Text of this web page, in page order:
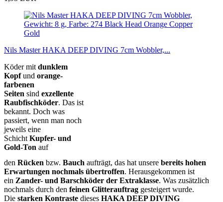
Nils Master HAKA DEEP DIVING 7cm Wobbler,...
Köder mit dunklem
Kopfund orange-
farbenen
Seiten sind exzellente
Raubfischköder. Das ist
bekannt. Doch was
passiert, wenn man noch
jeweils eine
Schicht Kupfer- und
Gold-Ton auf
den Rücken bzw. Bauch aufträgt, das hat unsere bereits hohen
Erwartungen nochmals übertroffen. Herausgekommen ist
ein Zander- und Barschköder der Extraklasse. Was zusätzlich
nochmals durch den feinen Glitterauftrag gesteigert wurde.
Die starken Kontraste dieses HAKA DEEP DIVING